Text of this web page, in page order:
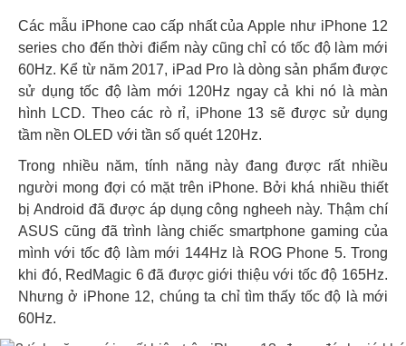
Các mẫu iPhone cao cấp nhất của Apple như iPhone 12
series cho đến thời điểm này cũng chỉ có tốc độ làm mới
60Hz. Kể từ năm 2017, iPad Pro là dòng sản phẩm được
sử dụng tốc độ làm mới 120Hz ngay cả khi nó là màn
hình LCD. Theo các rò rỉ, iPhone 13 sẽ được sử dụng
tầm nền OLED với tần số quét 120Hz.
Trong nhiều năm, tính năng này đang được rất nhiều
người mong đợi có mặt trên iPhone. Bởi khá nhiều thiết
bị Android đã được áp dụng công ngheeh này. Thậm chí
ASUS cũng đã trình làng chiếc smartphone gaming của
mình với tốc độ làm mới 144Hz là ROG Phone 5. Trong
khi đó, RedMagic 6 đã được giới thiệu với tốc độ 165Hz.
Nhưng ở iPhone 12, chúng ta chỉ tìm thấy tốc độ là mới
60Hz.